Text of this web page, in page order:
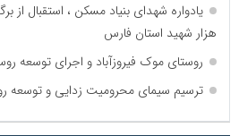
هزار شهید استان فارس
روستای موک فیروزآباد و اجرای توسعه
ترسیم سیمای محرومیت زدایی و توسعه